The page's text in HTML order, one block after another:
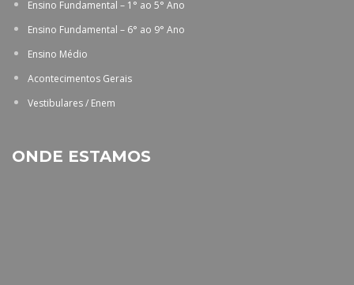
Ensino Fundamental – 1° ao 5° Ano
Ensino Fundamental – 6° ao 9° Ano
Ensino Médio
Acontecimentos Gerais
Vestibulares / Enem
ONDE ESTAMOS